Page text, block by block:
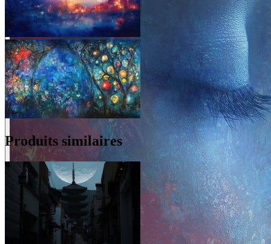
Produits similaires